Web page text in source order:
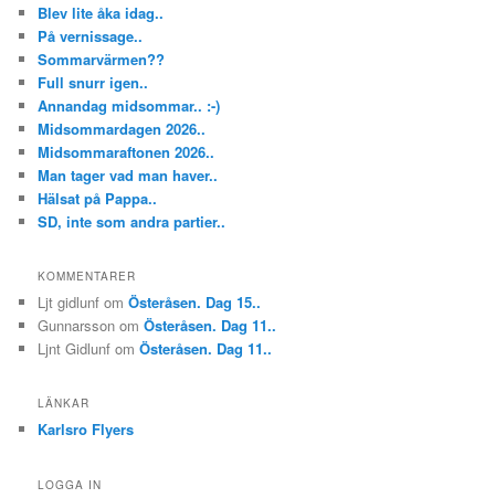
Blev lite åka idag..
På vernissage..
Sommarvärmen??
Full snurr igen..
Annandag midsommar.. :-)
Midsommardagen 2026..
Midsommaraftonen 2026..
Man tager vad man haver..
Hälsat på Pappa..
SD, inte som andra partier..
KOMMENTARER
Ljt gidlunf omÖsteråsen. Dag 15..
Gunnarsson omÖsteråsen. Dag 11..
Ljnt Gidlunf omÖsteråsen. Dag 11..
LÄNKAR
Karlsro Flyers
LOGGA IN